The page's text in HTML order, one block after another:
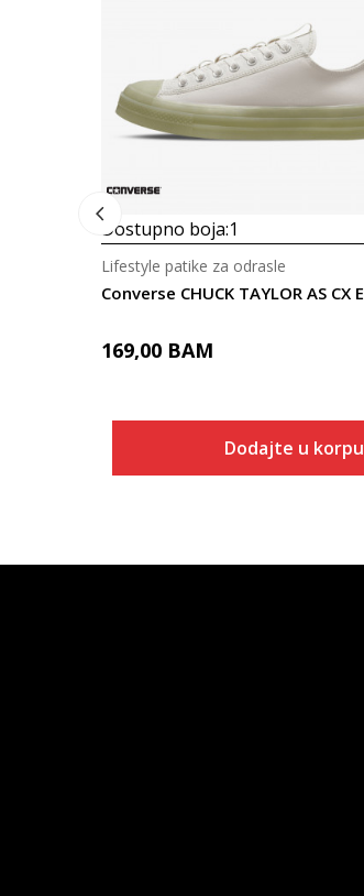
Dostupno boja:1
Lifestyle patike za odrasle
169,00 BAM
Dodajte u korpu